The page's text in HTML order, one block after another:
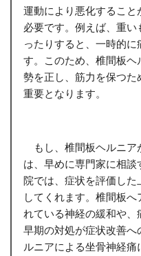
運動により悪化するこ
必要です。例えば、重
ったりすると、一時的
す。このため、椎間板
勢を正し、筋力を保つ
重要となります。
もし、椎間板ヘルニア
は、早めに専門家に相
院では、症状を評価し
してくれます。椎間板
れている神経の緩和や、
早期の対処が症状改善
ルニアによる坐骨神経